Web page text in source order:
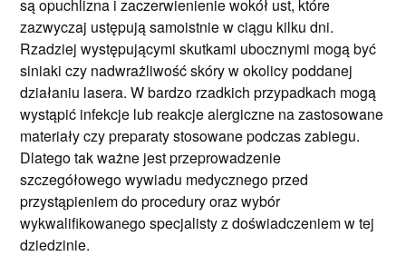
są opuchlizna i zaczerwienienie wokół ust, które
zazwyczaj ustępują samoistnie w ciągu kilku dni.
Rzadziej występującymi skutkami ubocznymi mogą być
siniaki czy nadwrażliwość skóry w okolicy poddanej
działaniu lasera. W bardzo rzadkich przypadkach mogą
wystąpić infekcje lub reakcje alergiczne na zastosowane
materiały czy preparaty stosowane podczas zabiegu.
Dlatego tak ważne jest przeprowadzenie
szczegółowego wywiadu medycznego przed
przystąpieniem do procedury oraz wybór
wykwalifikowanego specjalisty z doświadczeniem w tej
dziedzinie.